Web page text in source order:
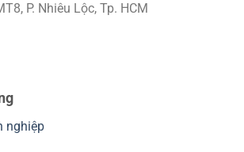
P. Nhiêu Lộc, Tp. HCM
nghiệp